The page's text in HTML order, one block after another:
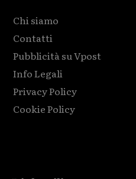
Chi siamo
Contatti
Pubblicità su Vpost
Info Legali
Privacy Policy
Cookie Policy